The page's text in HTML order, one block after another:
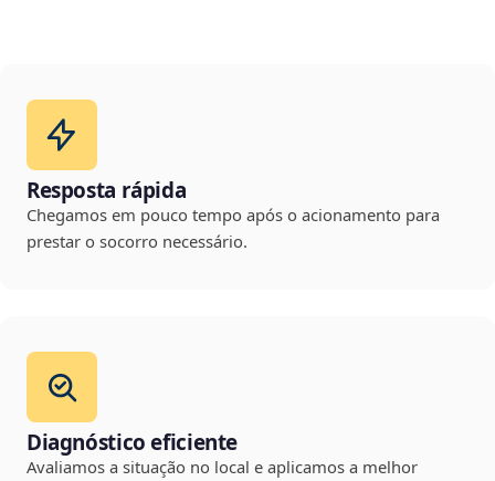
Resposta rápida
Chegamos em pouco tempo após o acionamento para
prestar o socorro necessário.
Diagnóstico eficiente
Avaliamos a situação no local e aplicamos a melhor